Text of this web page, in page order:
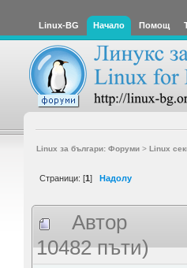
Linux-BG Начало Помощ
Linux за българи: Форуми> Linux
Страници: [1] Надолу
Автор
10482 пъти)